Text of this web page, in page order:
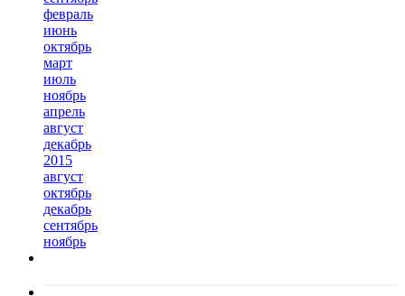
февраль
июнь
октябрь
март
июль
ноябрь
апрель
август
декабрь
2015
август
октябрь
декабрь
сентябрь
ноябрь